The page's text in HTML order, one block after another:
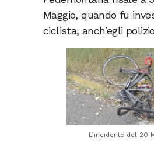
Maggio, quando fu
ciclista, anch’egli
L’incidente del 20